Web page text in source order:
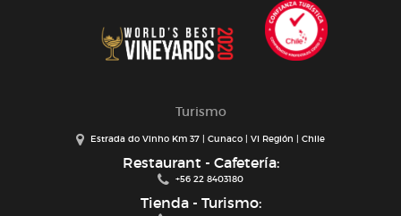
Turismo
Estrada do Vinho Km 37 | Cunaco | VI Región | Chile
Restaurant - Cafetería:
+56 22 8403180
Tienda - Turismo: